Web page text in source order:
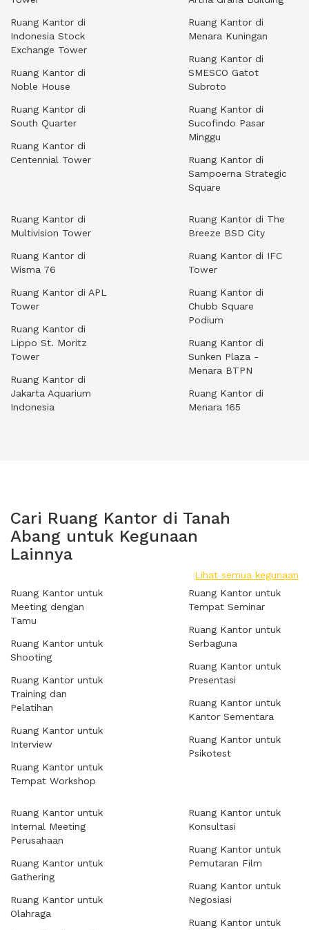
Ruang Kantor di
Indonesia Stock
Exchange Tower
Ruang Kantor di
Noble House
Ruang Kantor di
South Quarter
Ruang Kantor di
Centennial Tower
Ruang Kantor di
Menara Kuningan
Ruang Kantor di
SMESCO Gatot
Subroto
Ruang Kantor di
Sucofindo Pasar
Minggu
Ruang Kantor di
Sampoerna Strategic
Square
Ruang Kantor di
Multivision Tower
Ruang Kantor di
Wisma 76
Ruang Kantor di APL
Tower
Ruang Kantor di
Lippo St. Moritz
Tower
Ruang Kantor di
Jakarta Aquarium
Indonesia
Ruang Kantor di The
Breeze BSD City
Ruang Kantor di IFC
Tower
Ruang Kantor di
Chubb Square
Podium
Ruang Kantor di
Sunken Plaza -
Menara BTPN
Ruang Kantor di
Menara 165
Cari Ruang Kantor di Tanah
Abang untuk Kegunaan
Lainnya
Lihat semua kegunaan
Ruang Kantor untuk
Meeting dengan
Tamu
Ruang Kantor untuk
Shooting
Ruang Kantor untuk
Training dan
Pelatihan
Ruang Kantor untuk
Interview
Ruang Kantor untuk
Tempat Workshop
Ruang Kantor untuk
Tempat Seminar
Ruang Kantor untuk
Serbaguna
Ruang Kantor untuk
Presentasi
Ruang Kantor untuk
Kantor Sementara
Ruang Kantor untuk
Psikotest
Ruang Kantor untuk
Internal Meeting
Perusahaan
Ruang Kantor untuk
Gathering
Ruang Kantor untuk
Olahraga
Ruang Kantor untuk
Konsultasi
Ruang Kantor untuk
Pemutaran Film
Ruang Kantor untuk
Negosiasi
Ruang Kantor untuk